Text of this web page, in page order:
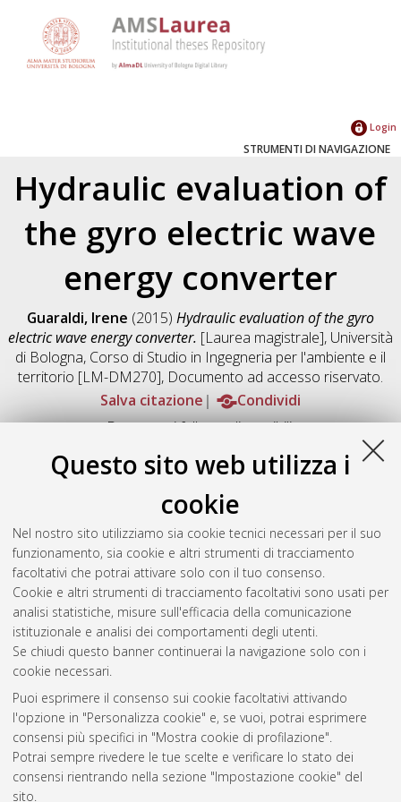
Questo sito web utilizza i
cookie
Nel nostro sito utilizziamo sia cookie tecnici necessari per il suo
funzionamento, sia cookie e altri strumenti di tracciamento
facoltativi che potrai attivare solo con il tuo consenso.
Cookie e altri strumenti di tracciamento facoltativi sono usati per
analisi statistiche, misure sull'efficacia della comunicazione
istituzionale e analisi dei comportamenti degli utenti.
Se chiudi questo banner continuerai la navigazione solo con i
cookie necessari.
Puoi esprimere il consenso sui cookie facoltativi attivando
l'opzione in "Personalizza cookie" e, se vuoi, potrai esprimere
consensi più specifici in "Mostra cookie di profilazione".
Potrai sempre rivedere le tue scelte e verificare lo stato dei
consensi rientrando nella sezione "Impostazione cookie" del
sito.
Login
STRUMENTI DI NAVIGAZIONE
Hydraulic evaluation of
the gyro electric wave
energy converter
Guaraldi, Irene (2015) Hydraulic evaluation of the gyro
electric wave energy converter. [Laurea magistrale], Università
di Bologna, Corso di Studio in Ingegneria per l'ambiente e il
territorio [LM-DM270], Documento ad accesso riservato.
Salva citazione
Condividi
Documenti full-text disponibili:
Documento PDF
Full-text non accessibile
Download (41MB) |
Abstract
Altri metadati
Gestione del documento:
Atom
Rss 1.0
Rss 2.0